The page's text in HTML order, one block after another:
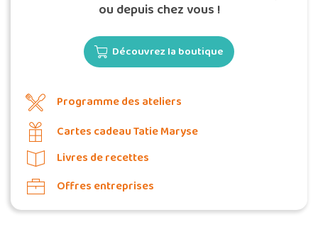
ou depuis chez vous !
Découvrez la boutique
Programme des ateliers
Cartes cadeau Tatie Maryse
Livres de recettes
Offres entreprises